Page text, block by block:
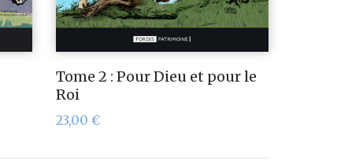
Tome 2 : Pour Dieu et pour le
Roi
23,00 €